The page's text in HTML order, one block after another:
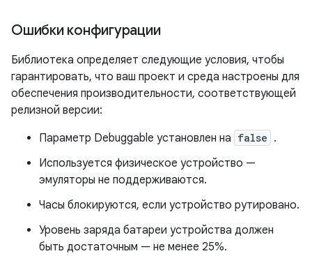
Ошибки конфигурации
Библиотека определяет следующие условия, чтобы
гарантировать, что ваш проект и среда настроены для
обеспечения производительности, соответствующей
релизной версии:
Параметр Debuggable установлен на false .
Используется физическое устройство —
эмуляторы не поддерживаются.
Часы блокируются, если устройство рутировано.
Уровень заряда батареи устройства должен
быть достаточным — не менее 25%.